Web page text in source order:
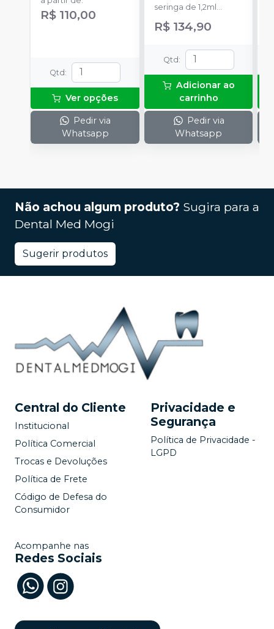
R$ 110,00
Qtd :
Ver opções
Pedir via
Whatsapp
seringa de 1,2ml
R$ 134,90
Qtd :
Adicionar ao
carrinho
Pedir via
Whatsapp
Não achou algum produto? Sugira para a
Dental Med Mogi
Sugerir produtos
Central do Cliente
Institucional
Política Comercial
Trocas e Devoluções
Política de Frete
Código de Defesa do
Consumidor
Privacidade e
Segurança
Política de Privacidade -
LGPD
Acompanhe nas
Redes Sociais